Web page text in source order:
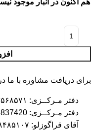
برای دریافت مشاوره با ما
دفتر مـرکــزی: ۰۲۱۳۳۵۶۸۵۷۱
دفتر مـرکــزی: 02136837420
آقای قراگوزلو: ۰۹۱۲۸۴۸۵۱۰۷